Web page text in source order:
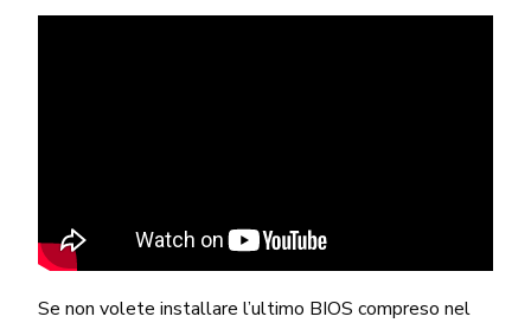
Se non volete installare l’ultimo BIOS compreso nel